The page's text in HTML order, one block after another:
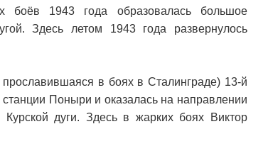
боёв 1943 года образовалась большое
Здесь летом 1943 года развернулось
в боях в Сталинграде) 13-й
Поныри и оказалась на направлении
дуги. Здесь в жарких боях Виктор